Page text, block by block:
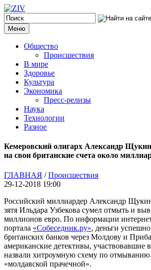
Меню
Общество
Происшествия
В мире
Здоровье
Культура
Экономика
Пресс-релизы
Наука
Технологии
Разное
Кемеровский олигарх Александр
на свои британские счета около
ГЛАВНАЯ /Происшествия
29-12-2018 19:00
Российский миллиардер Александр
зятя Ильдара Узбекова сумел отмыть и
миллионов евро. По информации
портала «Собеседник.ру», деньги
британских банков через Молдову и
американские детективы, участвовавшие
назвали хитроумную схему по отмыванию
«молдавской прачечной».